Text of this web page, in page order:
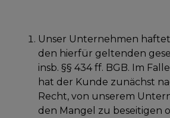
Unser Unternehmen
den hierfür geltenden
insb. §§ 434 ff. BGB. Im
hat der Kunde zunächst
Recht, von unserem
den Mangel zu beseitigen